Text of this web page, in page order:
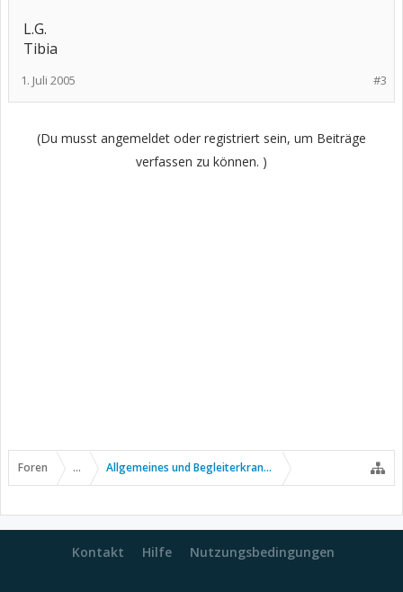
L.G.
Tibia
#3
1. Juli 2005
(Du musst angemeldet oder registriert sein, um Beiträge
verfassen zu können. )
Foren ... Allgemeines und Begleiterkrankungen
Kontakt Hilfe Nutzungsbedingungen